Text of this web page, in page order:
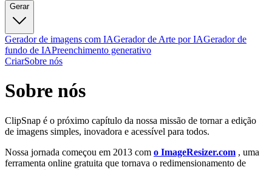
Gerar
Gerador de imagens com IAGerador de Arte por IAGerador de
fundo de IAPreenchimento generativo
CriarSobre nós
Sobre nós
ClipSnap é o próximo capítulo da nossa missão de tornar a edição
de imagens simples, inovadora e acessível para todos.
Nossa jornada começou em 2013 com o ImageResizer.com , uma
ferramenta online gratuita que tornava o redimensionamento de